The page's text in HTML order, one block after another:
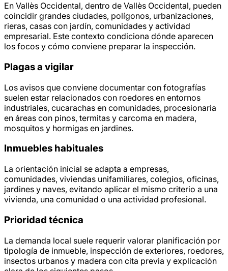
En Vallès Occidental, dentro de Vallès Occidental, pueden
coincidir grandes ciudades, polígonos, urbanizaciones,
rieras, casas con jardín, comunidades y actividad
empresarial. Este contexto condiciona dónde aparecen
los focos y cómo conviene preparar la inspección.
Plagas a vigilar
Los avisos que conviene documentar con fotografías
suelen estar relacionados con roedores en entornos
industriales, cucarachas en comunidades, procesionaria
en áreas con pinos, termitas y carcoma en madera,
mosquitos y hormigas en jardines.
Inmuebles habituales
La orientación inicial se adapta a empresas,
comunidades, viviendas unifamiliares, colegios, oficinas,
jardines y naves, evitando aplicar el mismo criterio a una
vivienda, una comunidad o una actividad profesional.
Prioridad técnica
La demanda local suele requerir valorar planificación por
tipología de inmueble, inspección de exteriores, roedores,
insectos urbanos y madera con cita previa y explicación